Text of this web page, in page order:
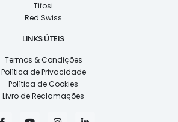
Tifosi
Red Swiss
LINKS ÚTEIS
Termos & Condições
Política de Privacidade
Política de Cookies
Livro de Reclamações
F Y I